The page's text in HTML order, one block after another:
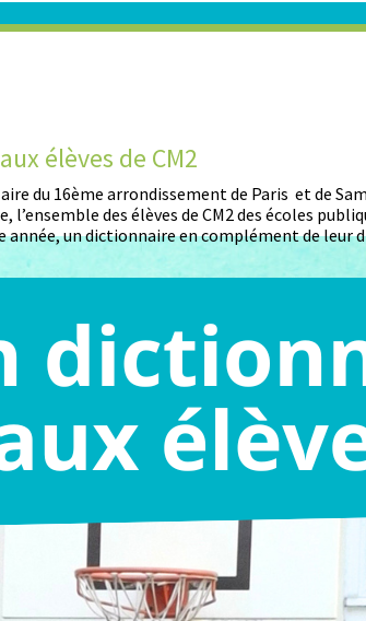
élèves de CM2
du 16ème arrondissement de Paris et de
des élèves de CM2 des écoles
année, un dictionnaire en complément de leur